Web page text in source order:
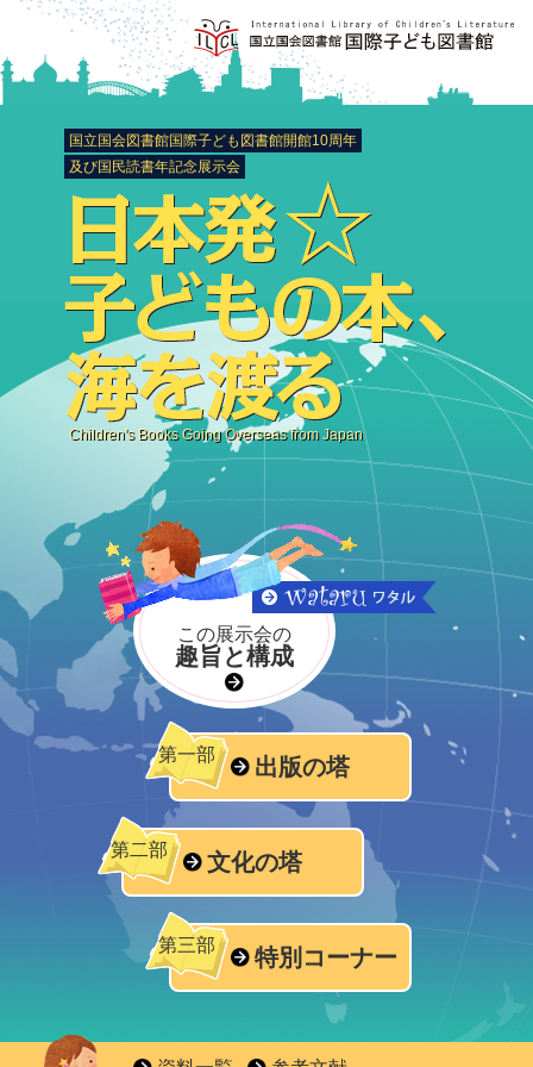
国立国会図書館国際子ども図書館開館10周年
及び国民読書年記念展示会
Children's Books Going Overseas from Japan
この展示会の
趣旨と構成
第一部 出版の塔
第二部 文化の塔
第三部 特別コーナー